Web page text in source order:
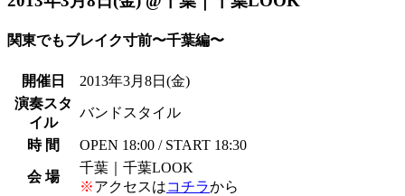
関東でもブレイク寸前〜千葉編〜
開催日 2013年3月8日 (金)
演奏スタ
イル
バンドスタイル
時 間 OPEN 18:00 / START 18:30
会 場
千葉｜千葉LOOK
※アクセスはコチラから